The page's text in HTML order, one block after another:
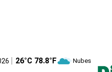
26°C 78.8°F Nubes